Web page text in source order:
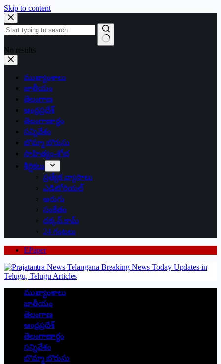
Skip to content
No results
ముఖ్యాంశాలు
జాతీయం
తెలంగాణ
ఆంధ్రప్రదేశ్
తెలంగాణార్థం
సన్నివేశం
బొమ్మా బొరుసు
సాహిత్యం-శోభ
శీర్షికలు
ప్రత్యేక వ్యాసాలు
ఎడిటోరియల్
అరుగు
సంకేతం
దక్కన్.కామ్
24 గంటలు
EPaper
ముఖ్యాంశాలు
జాతీయం
తెలంగాణ
ఆంధ్రప్రదేశ్
తెలంగాణార్థం
సన్నివేశం
బొమ్మా బొరుసు